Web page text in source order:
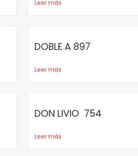
Leer más
DOBLE A 897
Leer más
DON LIVIO 754
Leer más